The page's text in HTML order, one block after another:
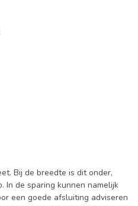
Bij de breedte is dit onder,
In de sparing kunnen namelijk
een goede afsluiting adviseren